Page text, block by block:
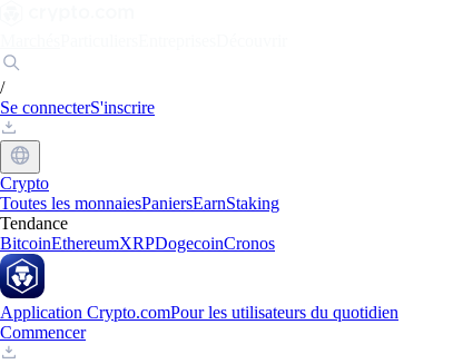
/
Se connecterS'inscrire
Crypto
Toutes les monnaiesPaniersEarnStaking
Tendance
BitcoinEthereumXRPDogecoinCronos
Application Crypto.comPour les utilisateurs du quotidien
Commencer